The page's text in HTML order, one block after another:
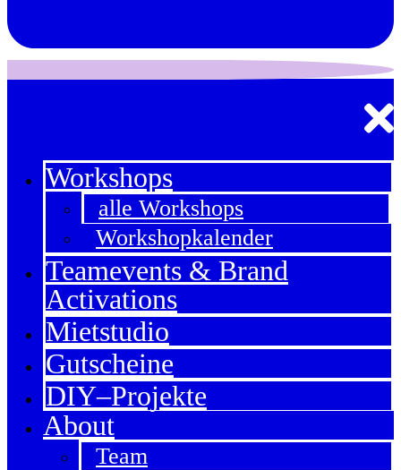
Workshops
alle Workshops
Workshopkalender
Teamevents & Brand
Activations
Mietstudio
Gutscheine
DIY–Projekte
About
Team